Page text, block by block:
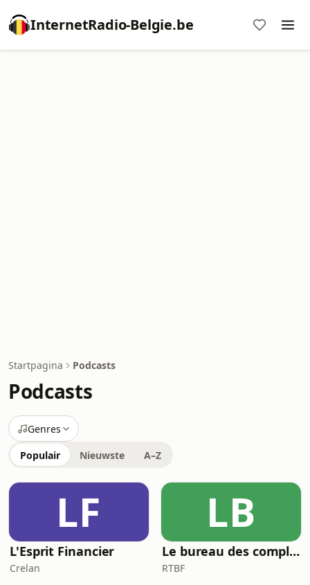
InternetRadio-Belgie.be
Startpagina Podcasts
Podcasts
Genres
Populair Nieuwste A–Z
LF
L'Esprit Financier
Crelan
LB
Le bureau des complots
RTBF